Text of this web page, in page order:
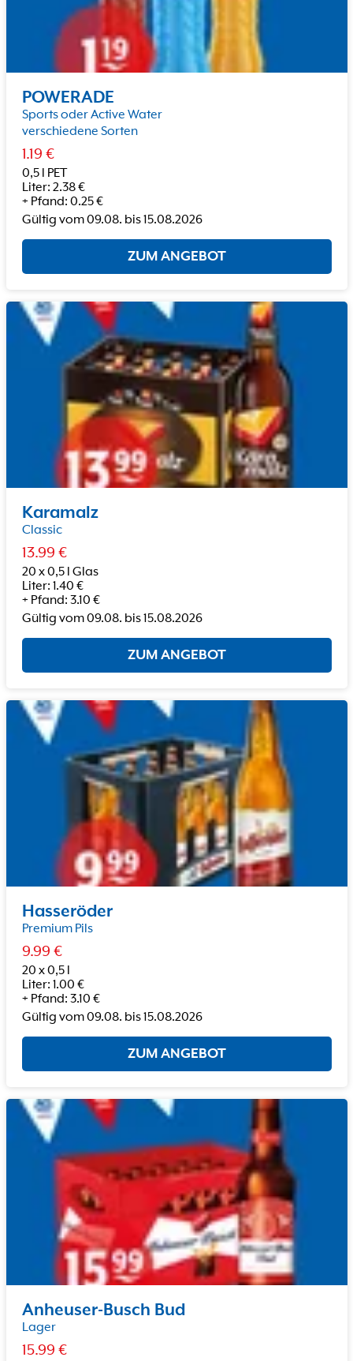
POWERADE
Sports oder Active Water
verschiedene Sorten
1.19 €
0,5 l PET
Liter: 2.38€
+ Pfand: 0.25€
Gültig vom09.08. bis15.08.2026
ZUM ANGEBOT
Karamalz
Classic
13.99 €
20 x 0,5 l Glas
Liter: 1.40 €
+ Pfand: 3.10 €
Gültig vom09.08. bis15.08.2026
ZUM ANGEBOT
Hasseröder
Premium Pils
9.99 €
20 x 0,5 l
Liter: 1.00 €
+ Pfand: 3.10 €
Gültig vom09.08. bis15.08.2026
ZUM ANGEBOT
Anheuser-Busch Bud
Lager
15.99 €